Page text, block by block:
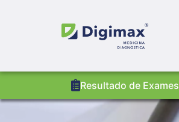
Resultado de Exames